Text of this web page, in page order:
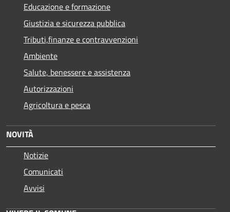
Educazione e formazione
Giustizia e sicurezza pubblica
Tributi,finanze e contravvenzioni
Ambiente
Salute, benessere e assistenza
Autorizzazioni
Agricoltura e pesca
NOVITÀ
Notizie
Comunicati
Avvisi